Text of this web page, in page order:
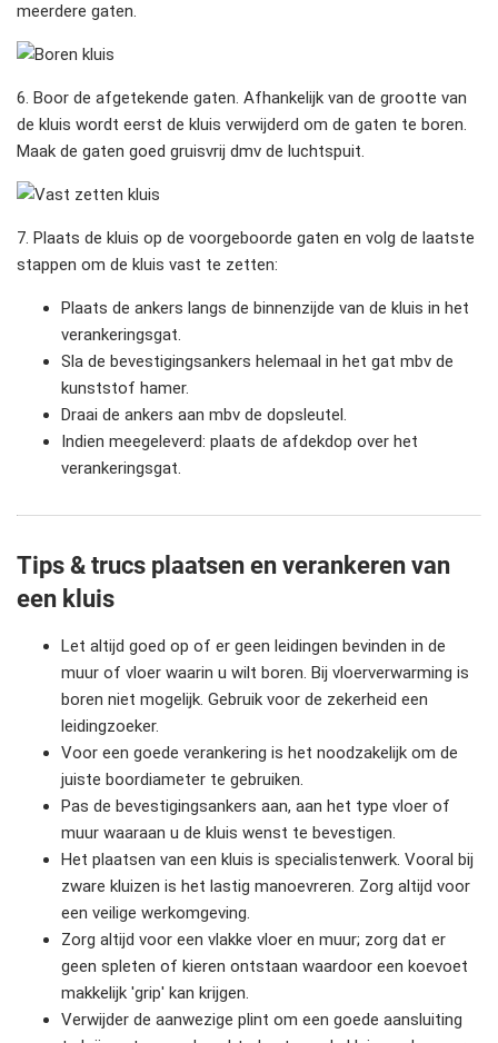
meerdere gaten.
6. Boor de afgetekende gaten. Afhankelijk van de grootte van
de kluis wordt eerst de kluis verwijderd om de gaten te boren.
Maak de gaten goed gruisvrij dmv de luchtspuit.
7. Plaats de kluis op de voorgeboorde gaten en volg de laatste
stappen om de kluis vast te zetten:
Plaats de ankers langs de binnenzijde van de kluis in het
verankeringsgat.
Sla de bevestigingsankers helemaal in het gat mbv de
kunststof hamer.
Draai de ankers aan mbv de dopsleutel.
Indien meegeleverd: plaats de afdekdop over het
verankeringsgat.
Tips & trucs plaatsen en verankeren van
een kluis
Let altijd goed op of er geen leidingen bevinden in de
muur of vloer waarin u wilt boren. Bij vloerverwarming is
boren niet mogelijk. Gebruik voor de zekerheid een
leidingzoeker.
Voor een goede verankering is het noodzakelijk om de
juiste boordiameter te gebruiken.
Pas de bevestigingsankers aan, aan het type vloer of
muur waaraan u de kluis wenst te bevestigen.
Het plaatsen van een kluis is specialistenwerk. Vooral bij
zware kluizen is het lastig manoevreren. Zorg altijd voor
een veilige werkomgeving.
Zorg altijd voor een vlakke vloer en muur; zorg dat er
geen spleten of kieren ontstaan waardoor een koevoet
makkelijk 'grip' kan krijgen.
Verwijder de aanwezige plint om een goede aansluiting